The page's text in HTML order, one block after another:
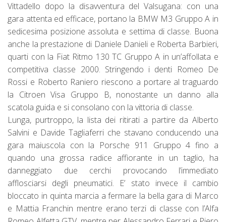
Vittadello dopo la disavventura del Valsugana: con una
gara attenta ed efficace, portano la BMW M3 Gruppo A in
sedicesima posizione assoluta e settima di classe. Buona
anche la prestazione di Daniele Danieli e Roberta Barbieri,
quarti con la Fiat Ritmo 130 TC Gruppo A in un’affollata e
competitiva classe 2000. Stringendo i denti Romeo De
Rossi e Roberto Raniero riescono a portare al traguardo
la Citroen Visa Gruppo B, nonostante un danno alla
scatola guida e si consolano con la vittoria di classe.
Lunga, purtroppo, la lista dei ritirati a partire da Alberto
Salvini e Davide Tagliaferri che stavano conducendo una
gara maiuscola con la Porsche 911 Gruppo 4 fino a
quando una grossa radice affiorante in un taglio, ha
danneggiato due cerchi provocando l’immediato
afflosciarsi degli pneumatici. E’ stato invece il cambio
bloccato in quinta marcia a fermare la bella gara di Marco
e Mattia Franchin mentre erano terzi di classe con l’Alfa